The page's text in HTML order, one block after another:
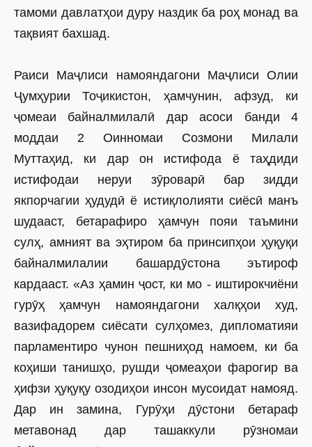
тамоми давлатҳои дуру наздик ба роҳ монад ва
тақвият бахшад.
Раиси Маҷлиси намояндагони Маҷлиси Олии
Ҷумҳурии Тоҷикис­тон, ҳамчунин, афзуд, ки
ҷомеаи байналмилалӣ дар асоси банди 4
моддаи 2 Оинномаи Созмони Милали
Муттаҳид, ки дар он истифода ё таҳдиди
истифодаи неруи зӯроварӣ бар зидди
якпорчагии ҳудудӣ ё истиқлолияти сиёсӣ манъ
шудааст, бетарафиро ҳамчун пояи таъмини
сулҳ, амният ва эҳтиром ба принсипҳои ҳуқуқи
байналмилалии башардӯстона эътироф
кардааст. «Аз ҳамин ҷост, ки мо - иштирокчиёни
гурӯҳ ҳамчун намояндагони халқҳои худ,
вазифадорем сиёсати сулҳомез, дипломатияи
парламентиро чунон пешниҳод намоем, ки ба
коҳиши танишҳо, рушди ҷомеаҳои фарогир ва
ҳифзи ҳуқуқу озодиҳои инсон мусоидат намояд.
Дар ин замина, Гурӯҳи дӯстони бетараф
метавонад дар ташаккули рӯзномаи